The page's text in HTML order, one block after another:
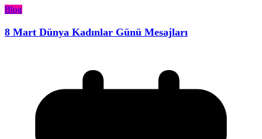
Blog
8 Mart Dünya Kadınlar Günü Mesajları